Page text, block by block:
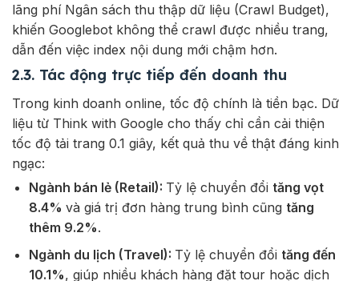
lãng phí Ngân sách thu thập dữ liệu (Crawl Budget),
khiến Googlebot không thể crawl được nhiều trang,
dẫn đến việc index nội dung mới chậm hơn.
2.3. Tác động trực tiếp đến doanh thu
Trong kinh doanh online, tốc độ chính là tiền bạc. Dữ
liệu từ Think with Google cho thấy chỉ cần cải thiện
tốc độ tải trang 0.1 giây, kết quả thu về thật đáng kinh
ngạc:
Ngành bán lẻ (Retail): Tỷ lệ chuyển đổi tăng vọt
8.4% và giá trị đơn hàng trung bình cũng tăng
thêm 9.2%.
Ngành du lịch (Travel): Tỷ lệ chuyển đổi tăng đến
10.1%, giúp nhiều khách hàng đặt tour hoặc dịch